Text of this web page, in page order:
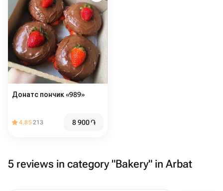
Донатс пончик «989»
4.85213 8 900֏
5 reviews in category "Bakery" in Arbat